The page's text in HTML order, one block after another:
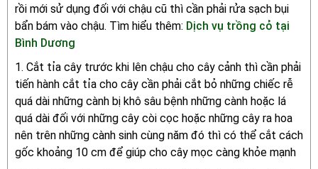
rồi mới sử dụng đối với chậu cũ thì cần phải rửa sạch bụi
bẩn bám vào chậu. Tìm hiểu thêm: Dịch vụ trồng cỏ tại
Bình Dương
1. Cắt tỉa cây trước khi lên chậu cho cây cảnh thì cần phải
tiến hành cắt tỉa cho cây cần phải cắt bỏ những chiếc rễ
quá dài những cành bị khô sâu bệnh những cành hoặc lá
quá dài đối với những cây còi cọc hoặc những cây ra hoa
nên trên những cành sinh cùng năm đó thì có thể cắt cách
gốc khoảng 10 cm để giúp cho cây mọc càng khỏe mạnh